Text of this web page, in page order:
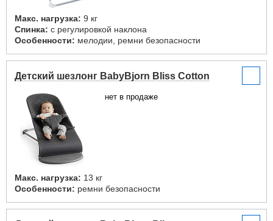
Макс. нагрузка: 9 кг
Спинка: с регулировкой наклона
Особенности: мелодии, ремни безопасности
Детский шезлонг BabyBjorn Bliss Cotton
нет в продаже
Макс. нагрузка: 13 кг
Особенности: ремни безопасности